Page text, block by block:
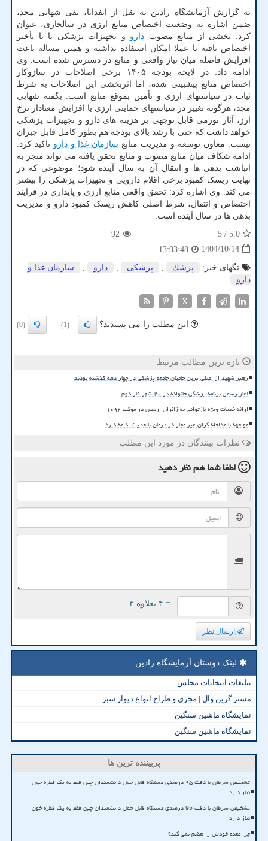
به گزارش آزمایشگاه رادین به نقل از ایفدانا، نقی شهابی مجد،
ضمن اشاره به وضعیت اختصاص منابع ارزی در سالجاری، عنوان
کرد: بخشی از منابع مصوب دارو و تجهیزات پزشکی یا با تأخیر
اختصاص یافته یا عملا امکان استفاده نداشته و همین مساله باعث
افزایش فاصله میان نیاز واقعی و منابع در دسترس شده است. وی
ادامه داد: در لایحه بودجه ۱۴۰۵ برخی اصلاحات در سازوکار
اختصاص منابع پیشبینی شده، اما اثربخشی این اصلاحات به شرط
ثبات در سیاستهای ارزی و تأمین بموقع منابع است. بگفته شهابی
مجد، هرگونه تغییر در سیاستهای حمایتی ارزی یا افزایش معنادار نرخ
ارز، آثار تورمی قابل توجهی بر هزینه های دارو و تجهیزات پزشکی
خواهد داشت که حتی با رشد بالای بودجه هم بطور کامل قابل جبران
نیست. معاون توسعه و مدیریت منابع سازمان غذا و دارو تاکید کرد:
ادامه شکاف میان منابع مصوب و منابع تحقق یافته می تواند منجر به
انباشت بدهی ها و انتقال آن به سال آینده شود؛ موضوعی که در
نهایت ریسک کمبود برخی اقلام دارویی و تجهیزات پزشکی را بیشتر
می کند. وی اشاره کرد: تحقق واقعی منابع ارزی و پایداری در فرایند
اختصاص و انتقال، شرط اصلی کاهش ریسک کمبود دارو و مدیریت
بدهی ها در سال آینده است.
5.0
/ 5
92
1404/10/14
13:03:48
تگهای خبر:
پزشك , پزشكی , دارو ,
سازمان غذا و
دارو
X
این مطلب را می پسندید؟ (1)
(0)
تازه ترین مطالب مرتبط
رهبر شهید از اصلی ترین حامیان جامعه پزشکی در چهار دهه گذشته بودند
آغاز رسمی برنامه پزشکی خانواده در ۲۰ شهر فاز دوم
ارائه خدمات ویژه بازتوانی به زائران اربعین در موکب ۱۰۹۲
مواجهه با مداخله گران غیر مجاز در درمان با جدیت ادامه دارد
نظرات بینندگان در مورد این مطلب
لطفا شما همنظر دهید
= ۴ بعلاوه ۳
ارسال نظر
لینک دوستان آزمایشگاه رادین
تبلیغات انتخابات مجلس
مستر گرین وال | مجری و طراح انواع دیوار سبز
نمایشگاه ماشین سنگین
نمایشگاه ماشین سنگین
پربیننده ترین ها
تشخیص سرطان با دقت ۹۵ درصدی دستگاه قابل حمل دانشمندان چین فقط به یک قطره خون
نیاز دارد
تشخیص سرطان با دقت 95 درصدی دستگاه قابل حمل دانشمندان چین فقط به یک قطره خون
نیاز دارد
چرا معده خودش را هضم نمی کند؟